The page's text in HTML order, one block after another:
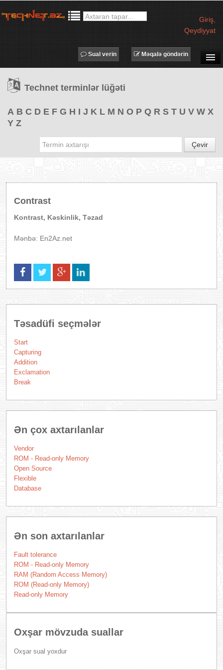
Giriş
Qeydiyyat
TƏDBİRLƏR
PROQRAMLAR
Məqalə göndərin
Sual verin
Technet terminlər lüğəti
A B C D E F G H I J K L M N O P Q R S T U V W X
Y Z
Çevir
Contrast
Kontrast, Kəskinlik, Təzad
Mənbə: En2Az.net
Təsadüfi seçmələr
Start
Capturing
Addition
Exclamation
Break
Ən çox axtarılanlar
Vendor
ROM - Read-only Memory
Open Source
Flexible
Database
Ən son axtarılanlar
Fault tolerance
ROM - Read-only Memory
RAM (Random Access Memory)
ROM (Read-only Memory)
Read-only Memory
Oxşar mövzuda suallar
Oxşar sual yoxdur